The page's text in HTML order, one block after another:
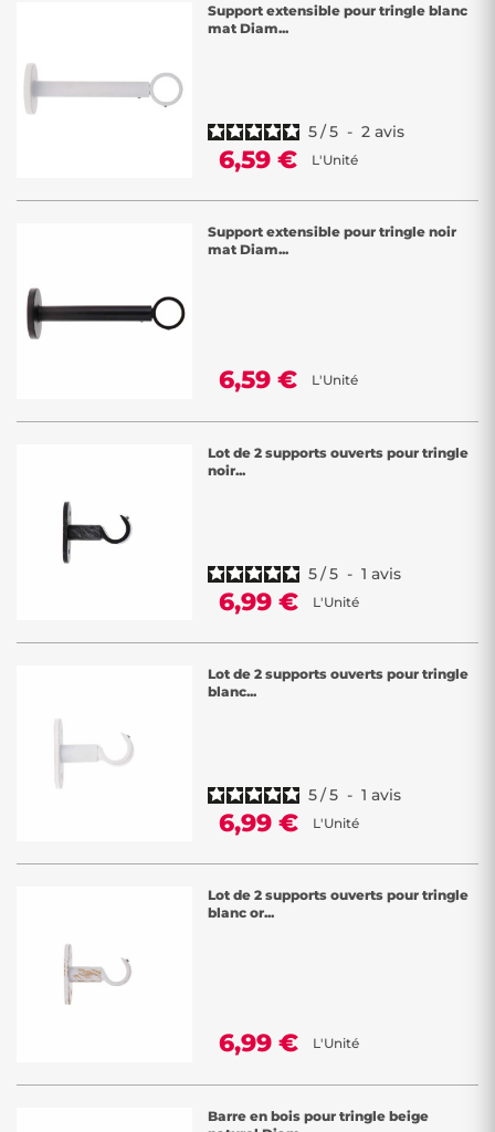
Support extensible pour tringle blanc
mat Diam...
5/5 - 2 avis
6,59 € L'Unité
Support extensible pour tringle noir
mat Diam...
6,59 € L'Unité
Lot de 2 supports ouverts pour tringle
noir...
5/5 - 1 avis
6,99 € L'Unité
Lot de 2 supports ouverts pour tringle
blanc...
5/5 - 1 avis
6,99 € L'Unité
Lot de 2 supports ouverts pour tringle
blanc or...
6,99 € L'Unité
Barre en bois pour tringle beige